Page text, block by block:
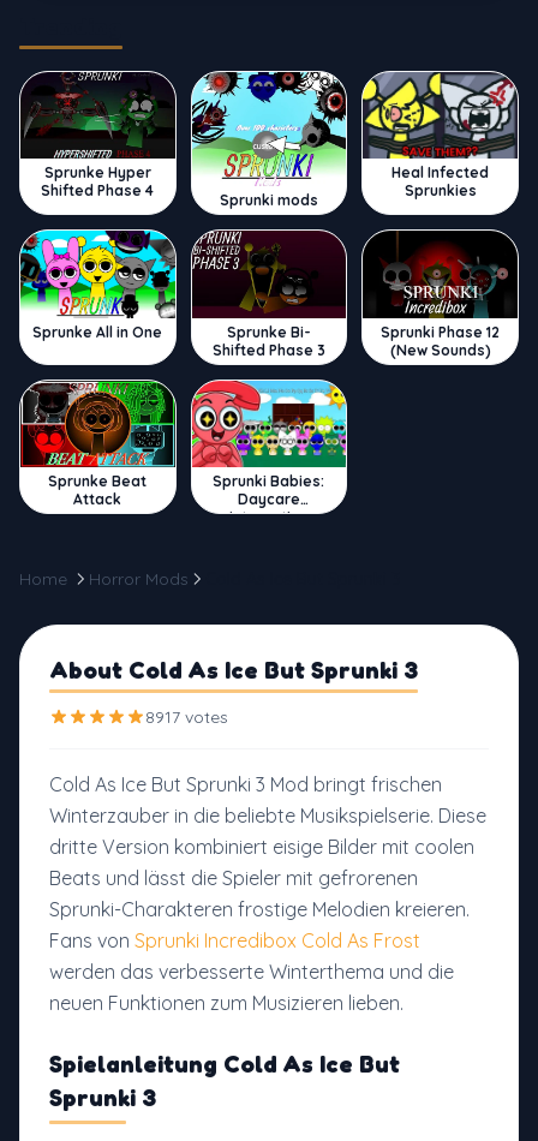
Sprunke Hyper
Shifted Phase 4
Sprunki mods
Heal Infected
Sprunkies
Sprunke All in One
Sprunke Bi-
Shifted Phase 3
Sprunki Phase 12
(New Sounds)
Sprunke Beat
Attack
Sprunki Babies:
Daycare
Interactive
Home Horror Mods
About Cold As Ice But Sprunki 3
8917 votes
Cold As Ice But Sprunki 3 Mod bringt frischen
Winterzauber in die beliebte Musikspielserie. Diese
dritte Version kombiniert eisige Bilder mit coolen
Beats und lässt die Spieler mit gefrorenen
Sprunki-Charakteren frostige Melodien kreieren.
Fans von Sprunki Incredibox Cold As Frost
werden das verbesserte Winterthema und die
neuen Funktionen zum Musizieren lieben.
Spielanleitung Cold As Ice But
Sprunki 3